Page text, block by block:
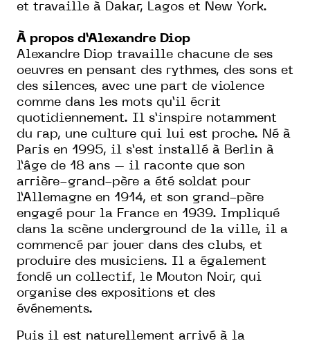
et travaille à Dakar, Lagos et New York.
À propos d’Alexandre Diop
Alexandre Diop travaille chacune de ses
oeuvres en pensant des rythmes, des sons et
des silences, avec une part de violence
comme dans les mots qu’il écrit
quotidiennement. Il s’inspire notamment
du rap, une culture qui lui est proche. Né à
Paris en 1995, il s’est installé à Berlin à
l’âge de 18 ans – il raconte que son
arrière-grand-père a été soldat pour
l’Allemagne en 1914, et son grand-père
engagé pour la France en 1939. Impliqué
dans la scène underground de la ville, il a
commencé par jouer dans des clubs, et
produire des musiciens. Il a également
fondé un collectif, le Mouton Noir, qui
organise des expositions et des
événements.
Puis il est naturellement arrivé à la